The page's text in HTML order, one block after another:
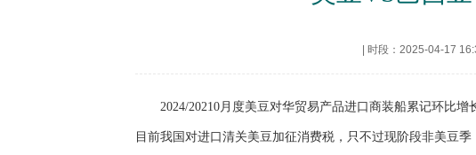
时段：2025-04-17
2024/20210月度美豆对华贸易产品进口商装船累记环比
目前我国对进口清关美豆加征消费税，只不过现阶段非美豆